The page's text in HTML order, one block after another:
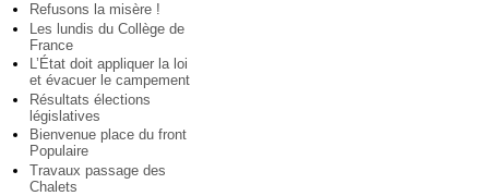
Refusons la misère !
Les lundis du Collège de
France
L’État doit appliquer la loi
et évacuer le campement
Résultats élections
législatives
Bienvenue place du front
Populaire
Travaux passage des
Chalets